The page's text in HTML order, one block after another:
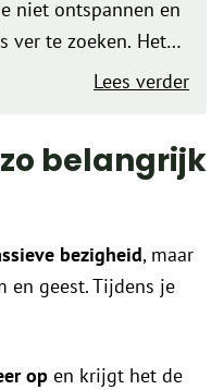
niet ontspannen en
ver te zoeken. Het
Lees verder
belangrijk
bezigheid, maar
en geest. Tijdens je
op en krijgt het de